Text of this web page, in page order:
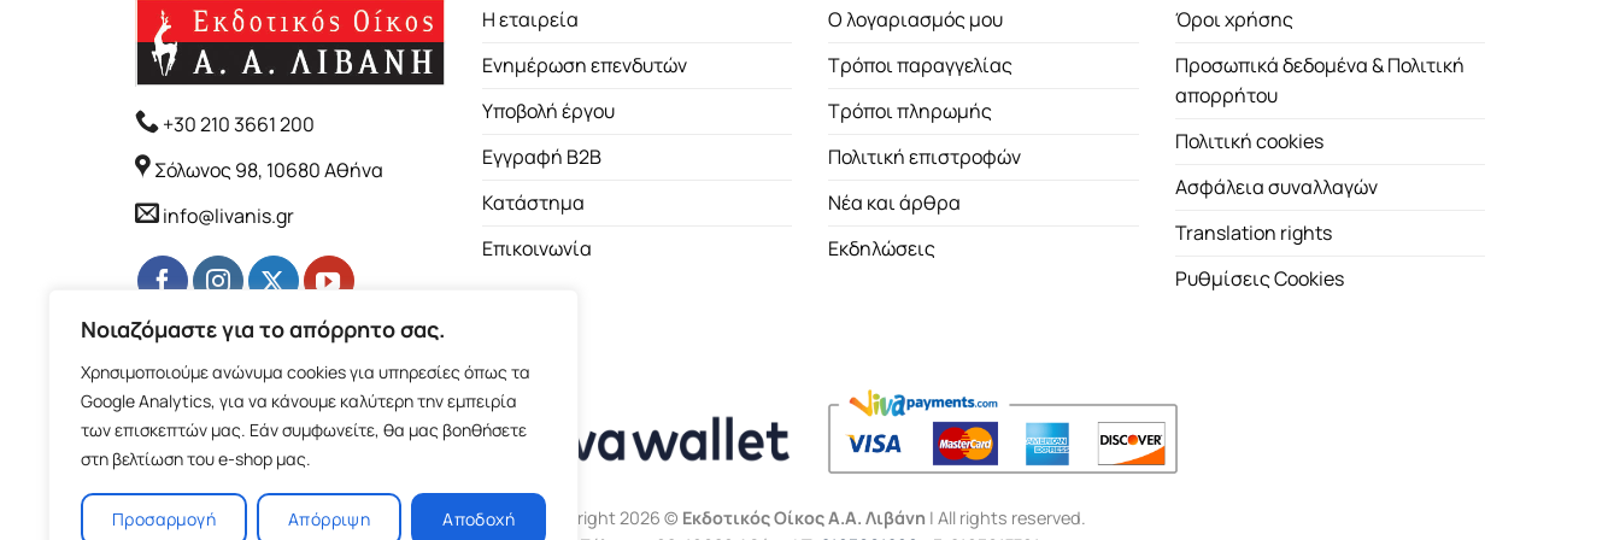
Νοιαζόμαστε για το απόρρητο σας.
Χρησιμοποιούμε ανώνυμα cookies για υπηρεσίες όπως τα
Google Analytics, για να κάνουμε καλύτερη την εμπειρία
των επισκεπτών μας. Εάν συμφωνείτε, θα μας βοηθήσετε
στη βελτίωση του e-shop μας.
Προσαρμογή Απόρριψη Αποδοχή
+30 210 3661 200
Σόλωνος 98, 10680 Αθήνα
info@livanis.gr
Η εταιρεία
Ενημέρωση επενδυτών
Υποβολή έργου
Εγγραφή B2B
Κατάστημα
Επικοινωνία
Ο λογαριασμός μου
Τρόποι παραγγελίας
Τρόποι πληρωμής
Πολιτική επιστροφών
Νέα και άρθρα
Εκδηλώσεις
Όροι χρήσης
Προσωπικά δεδομένα & Πολιτική
απορρήτου
Πολιτική cookies
Ασφάλεια συναλλαγών
Translation rights
Ρυθμίσεις Cookies
Copyright 2026 © Εκδοτικός Οίκος Α.Α. Λιβάνη | All rights reserved.